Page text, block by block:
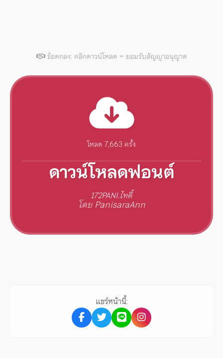
ข้อตกลง: คลิกดาวน์โหลด = ยอมรับสัญญาอนุญาต
โหลด 7,663 ครั้ง
ดาวน์โหลดฟอนต์
172PANI.ไทดี้
โดย PanisaraAnn
แชร์หน้านี้: